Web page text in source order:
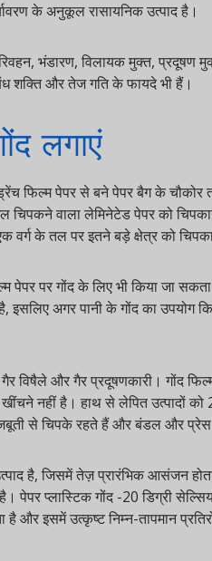
के अनुकूल रासायनिक उत्पाद है।
भंडारण, विलायक मुक्त, प्रदूषण
और तेज गति के फायदे भी हैं।
लगाएं
पेपर से बने पेपर बैग के चौकोर तल
वाला लेमिनेटेड पेपर को
के तल पर इतने बड़े क्षेत्र को
पर गोंद के लिए भी किया जा सकता
अगर पानी के गोंद का उपयोग किया
और गैर प्रदूषणकारी। गोंद फिल्म
नहीं है। हाथ से लेपित उत्पादों को
से चिपके रहते हैं और बंडल और प्रेस
है, जिसमें तेज़ प्रारंभिक आसंजन
पेपर प्लास्टिक गोंद -20 डिग्री
इसमें उत्कृष्ट निम्न-तापमान